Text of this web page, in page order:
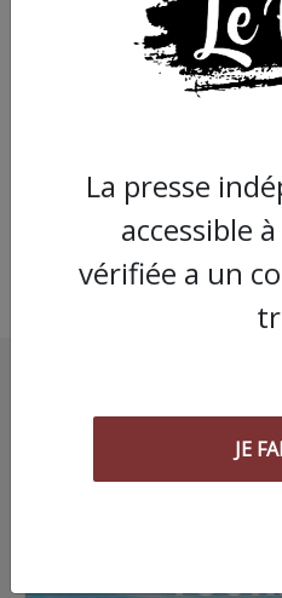
La presse
accessible
vérifiée a un
JE